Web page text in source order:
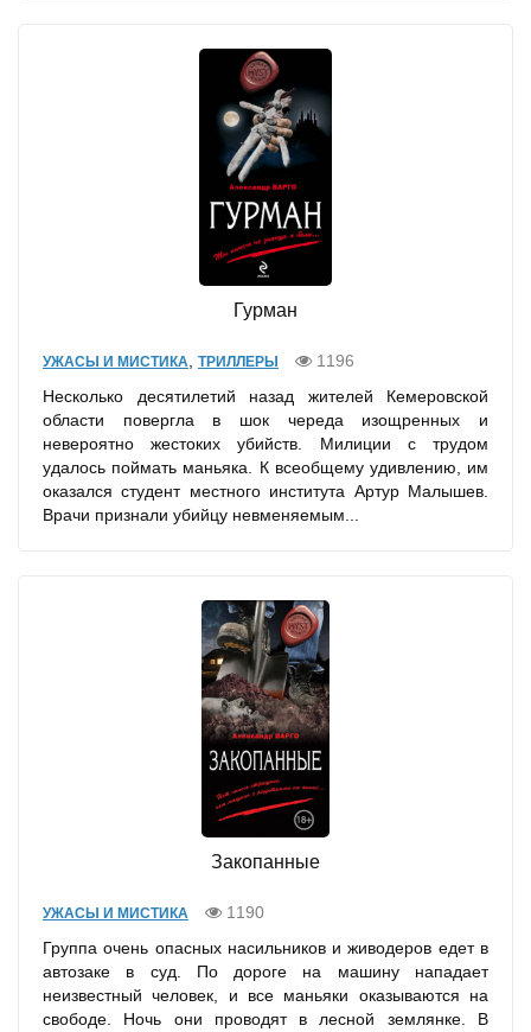
Гурман
УЖАСЫ И МИСТИКА ТРИЛЛЕРЫ
1196
Несколько десятилетий назад жителей Кемеровской
области повергла в шок череда изощренных и
невероятно жестоких убийств. Милиции с трудом
удалось поймать маньяка. К всеобщему удивлению, им
оказался студент местного института Артур Малышев.
Врачи признали убийцу невменяемым...
Закопанные
УЖАСЫ И МИСТИКА
1190
Группа очень опасных насильников и живодеров едет в
автозаке в суд. По дороге на машину нападает
неизвестный человек, и все маньяки оказываются на
свободе. Ночь они проводят в лесной землянке. В